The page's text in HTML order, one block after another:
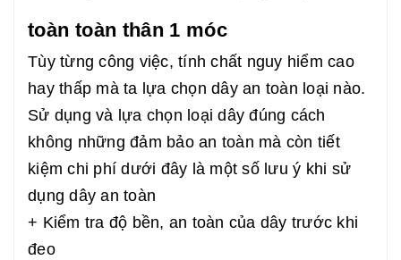
toàn toàn thân 1 móc
Tùy từng công việc, tính chất nguy hiểm cao
hay thấp mà ta lựa chọn dây an toàn loại nào.
Sử dụng và lựa chọn loại dây đúng cách
không những đảm bảo an toàn mà còn tiết
kiệm chi phí dưới đây là một số lưu ý khi sử
dụng dây an toàn
+ Kiểm tra độ bền, an toàn của dây trước khi
đeo